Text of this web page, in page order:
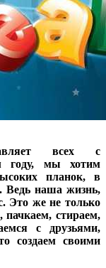
всех с
году, мы хотим
планок, в
Ведь наша жизнь,
Это же не только
стираем,
с друзьями,
создаем своими